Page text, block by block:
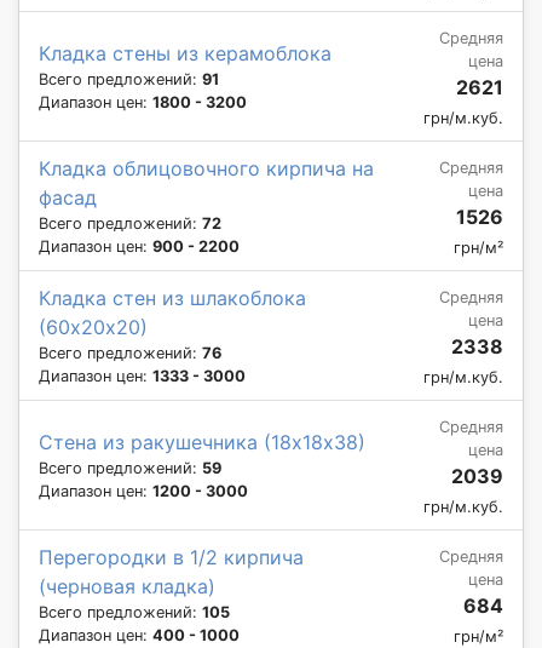
Кладка стены из керамоблока
Всего предложений: 91
Диапазон цен: 1800 - 3200
Средняя
цена
2621
грн/м.куб.
Кладка облицовочного кирпича на
фасад
Всего предложений: 72
Диапазон цен: 900 - 2200
Средняя
цена
1526
грн/м²
Кладка стен из шлакоблока
(60х20х20)
Всего предложений: 76
Диапазон цен: 1333 - 3000
Средняя
цена
2338
грн/м.куб.
Стена из ракушечника (18х18х38)
Всего предложений: 59
Диапазон цен: 1200 - 3000
Средняя
цена
2039
грн/м.куб.
Перегородки в 1/2 кирпича
(черновая кладка)
Всего предложений: 105
Диапазон цен: 400 - 1000
Средняя
цена
684
грн/м²